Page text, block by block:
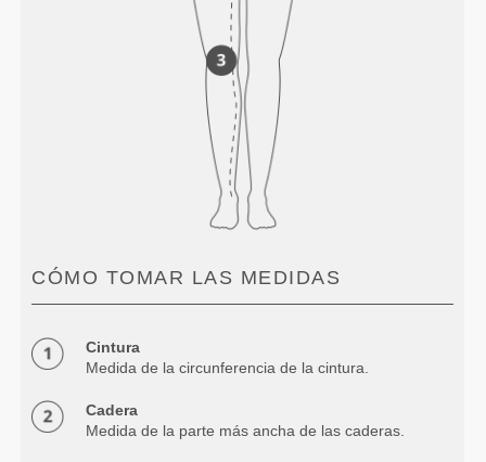
CÓMO TOMAR LAS MEDIDAS
Cintura
Medida de la circunferencia de la cintura.
Cadera
Medida de la parte más ancha de las caderas.